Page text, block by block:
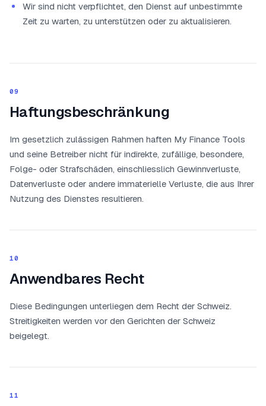
Wir sind nicht verpflichtet, den Dienst auf unbestimmte
Zeit zu warten, zu unterstützen oder zu aktualisieren.
09
Haftungsbeschränkung
Im gesetzlich zulässigen Rahmen haften My Finance Tools
und seine Betreiber nicht für indirekte, zufällige, besondere,
Folge- oder Strafschäden, einschliesslich Gewinnverluste,
Datenverluste oder andere immaterielle Verluste, die aus Ihrer
Nutzung des Dienstes resultieren.
10
Anwendbares Recht
Diese Bedingungen unterliegen dem Recht der Schweiz.
Streitigkeiten werden vor den Gerichten der Schweiz
beigelegt.
11